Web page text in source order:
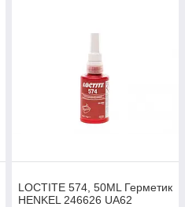
LOCTITE 574, 50ML Герметик
HENKEL 246626 UA62